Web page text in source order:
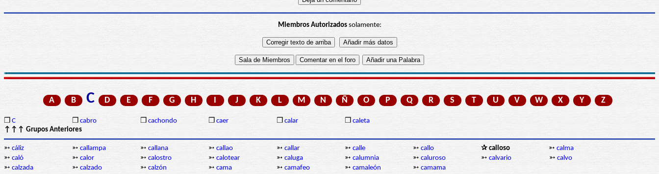
Miembros Autorizadossolamente:
A B C D E F G H I J K L M N Ñ O P Q R S T U V W X Y Z
❒ C ❒ cabro ❒ cachondo ❒ caer ❒ calar ❒ caleta
↑↑↑ Grupos Anteriores
➳ cáliz ➳ callampa ➳ callana ➳ callao ➳ callar ➳ calle ➳ callo ✰ calloso ➳ calma
➳ caló ➳ calor ➳ calostro ➳ calotear ➳ caluga ➳ calumnia ➳ caluroso ➳ calvario ➳ calvo
➳ calzada ➳ calzado ➳ calzón ➳ cama ➳ camafeo ➳ camaleón ➳ camama